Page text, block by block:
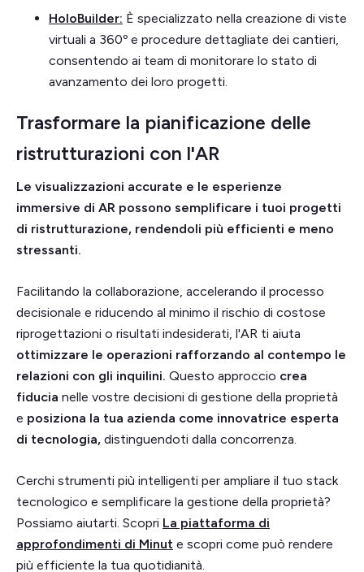
HoloBuilder: È specializzato nella creazione di viste
virtuali a 360º e procedure dettagliate dei cantieri,
consentendo ai team di monitorare lo stato di
avanzamento dei loro progetti.
Trasformare la pianificazione delle
ristrutturazioni con l'AR
Le visualizzazioni accurate e le esperienze
immersive di AR possono semplificare i tuoi progetti
di ristrutturazione, rendendoli più efficienti e meno
stressanti.
Facilitando la collaborazione, accelerando il processo
decisionale e riducendo al minimo il rischio di costose
riprogettazioni o risultati indesiderati, l'AR ti aiuta
ottimizzare le operazioni rafforzando al contempo le
relazioni con gli inquilini. Questo approccio crea
fiducia nelle vostre decisioni di gestione della proprietà
e posiziona la tua azienda come innovatrice esperta
di tecnologia, distinguendoti dalla concorrenza.
Cerchi strumenti più intelligenti per ampliare il tuo stack
tecnologico e semplificare la gestione della proprietà?
Possiamo aiutarti. Scopri La piattaforma di
approfondimenti di Minut e scopri come può rendere
più efficiente la tua quotidianità.